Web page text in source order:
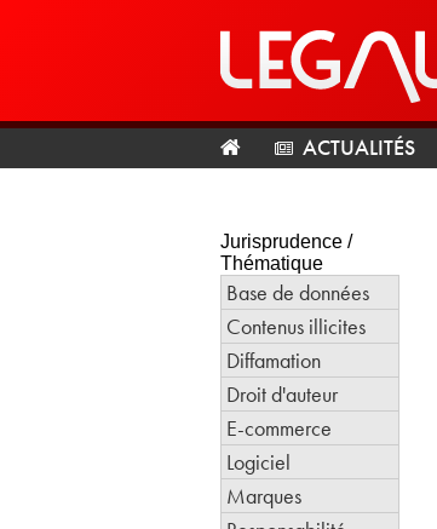
ACTUALITÉS
Jurisprudence /
Thématique
Base de données
Contenus illicites
Diffamation
Droit d'auteur
E-commerce
Logiciel
Marques